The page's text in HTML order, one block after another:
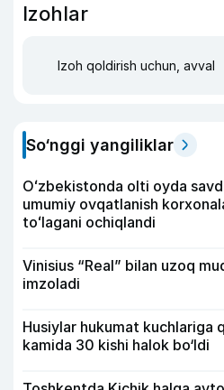
Izohlar
Izoh qoldirish uchun, avval
So‘nggi yangiliklar
Oʻzbekistonda olti oyda
umumiy ovqatlanish
toʻlagani ochiqlandi
Vinisius “Real” bilan uzoq
imzoladi
Husiylar hukumat kuchlariga
kamida 30 kishi halok bo‘ldi